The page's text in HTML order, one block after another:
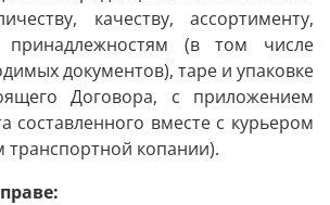
качеству, ассортименту,
принадлежностям (в том числе
документов), таре и упаковке
Договора, с приложением
составленного вместе с курьером
транспортной копании).